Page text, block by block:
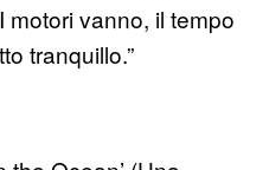
vanno, il tempo
tranquillo.”